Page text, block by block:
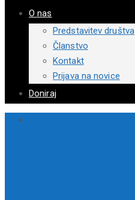
O nas
Predstavitev društva
Članstvo
Kontakt
Prijava na novice
Doniraj